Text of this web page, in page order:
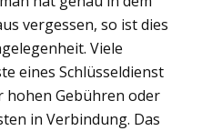
vergessen, so ist dies
Viele
eines Schlüsseldienst
hohen Gebühren oder
in Verbindung. Das